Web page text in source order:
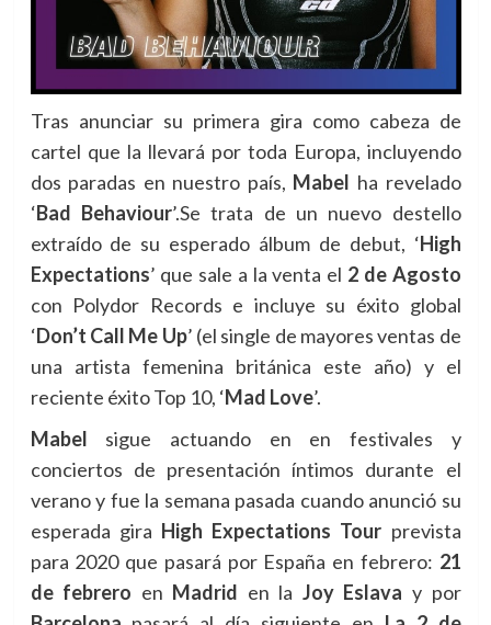
Tras anunciar su primera gira como cabeza de
cartel que la llevará por toda Europa, incluyendo
dos paradas en nuestro país, Mabel ha revelado
‘Bad Behaviour’.Se trata de un nuevo destello
extraído de su esperado álbum de debut, ‘High
Expectations’ que sale a la venta el 2 de Agosto
con Polydor Records e incluye su éxito global
‘Don’t Call Me Up’ (el single de mayores ventas de
una artista femenina británica este año) y el
reciente éxito Top 10, ‘Mad Love’.
Mabel sigue actuando en en festivales y
conciertos de presentación íntimos durante el
verano y fue la semana pasada cuando anunció su
esperada gira High Expectations Tour prevista
para 2020 que pasará por España en febrero: 21
de febrero en Madrid en la Joy Eslava y por